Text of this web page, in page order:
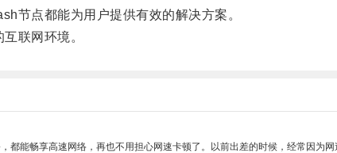
点都能为用户提供有效的解决方案。
联网环境。
能畅享高速网络，再也不用担心网速卡顿了。以前出差的时候，经常因为